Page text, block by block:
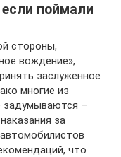
поймали
стороны,
вождение»,
заслуженное
многие из
задумываются –
за
что